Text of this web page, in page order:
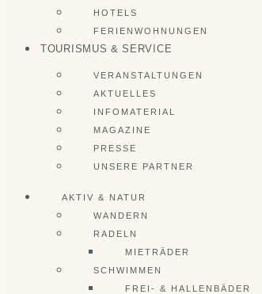
HOTELS
FERIENWOHNUNGEN
TOURISMUS & SERVICE
VERANSTALTUNGEN
AKTUELLES
INFOMATERIAL
MAGAZINE
PRESSE
UNSERE PARTNER
AKTIV & NATUR
WANDERN
RADELN
MIETRÄDER
SCHWIMMEN
FREI- & HALLENBÄDER